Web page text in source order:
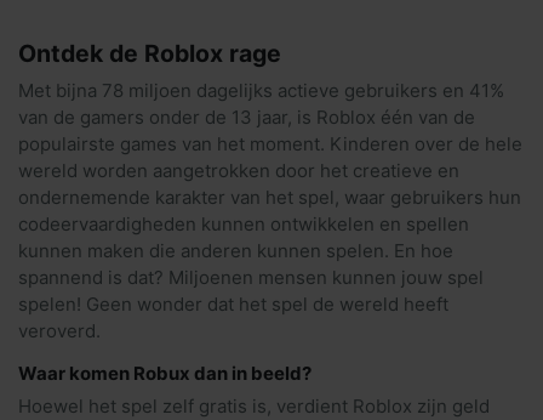
Ontdek de Roblox rage
Met bijna 78 miljoen dagelijks actieve gebruikers en 41%
van de gamers onder de 13 jaar, is Roblox één van de
populairste games van het moment. Kinderen over de hele
wereld worden aangetrokken door het creatieve en
ondernemende karakter van het spel, waar gebruikers hun
codeervaardigheden kunnen ontwikkelen en spellen
kunnen maken die anderen kunnen spelen. En hoe
spannend is dat? Miljoenen mensen kunnen jouw spel
spelen! Geen wonder dat het spel de wereld heeft
veroverd.
Waar komen Robux dan in beeld?
Hoewel het spel zelf gratis is, verdient Roblox zijn geld